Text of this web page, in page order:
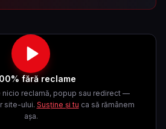
fără reclame
nicio reclamă, popup sau redirect —
site-ului. Susține și tu ca să rămânem
așa.